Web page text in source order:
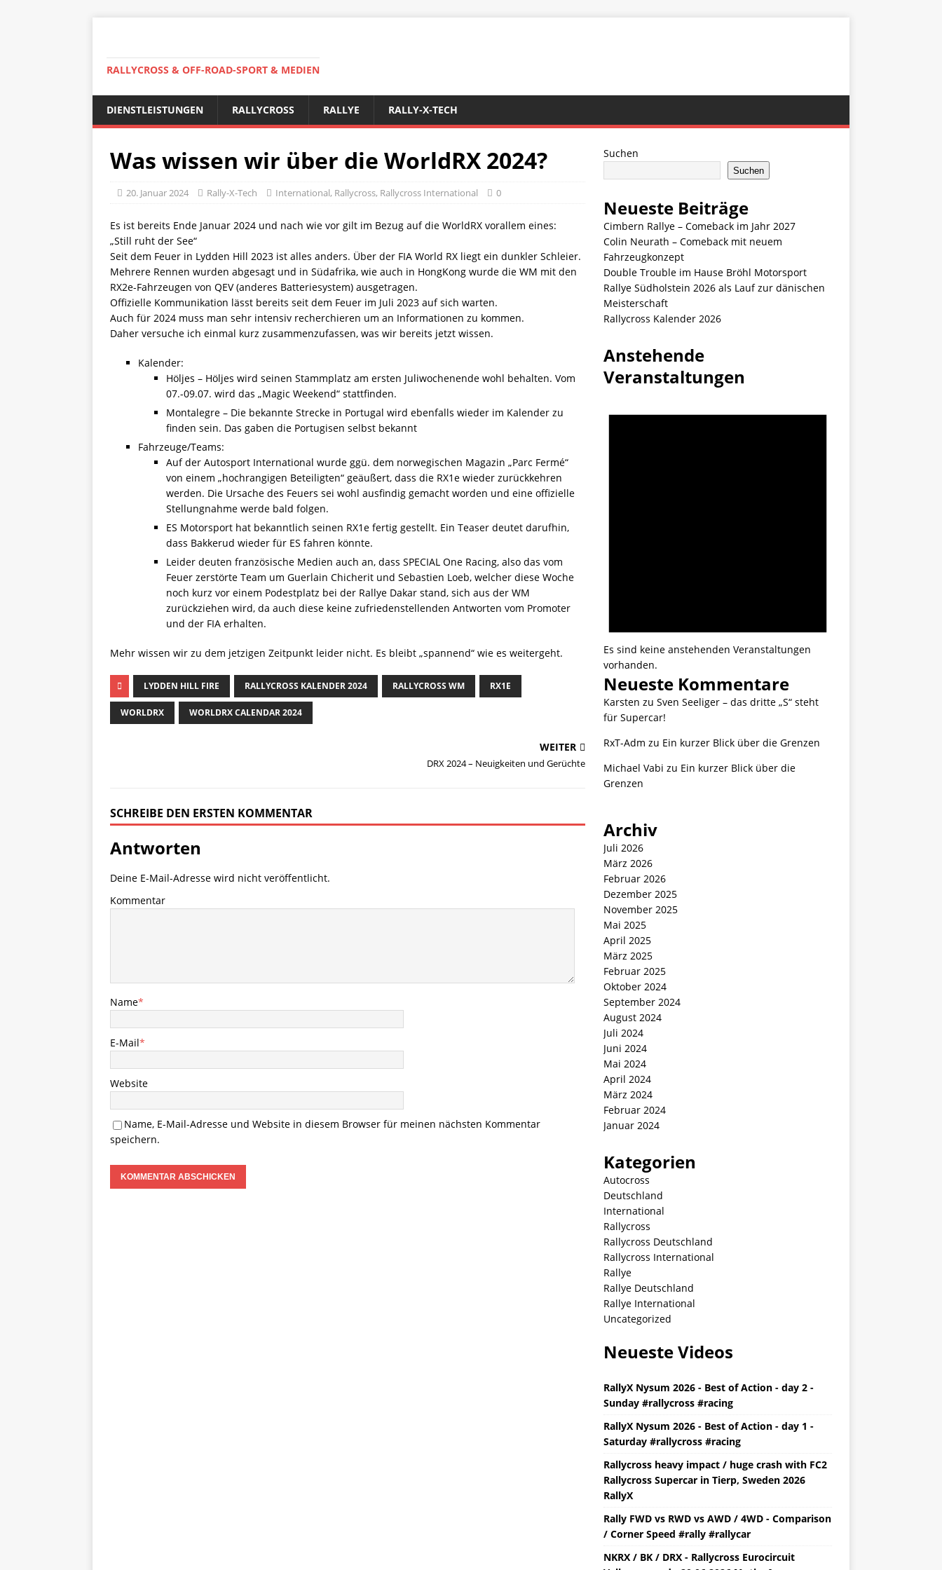
RALLYCROSS & OFF-ROAD-SPORT & MEDIEN
DIENSTLEISTUNGEN RALLYCROSS RALLYE RALLY-X-TECH
Was wissen wir über die WorldRX 2024?
20. Januar 2024 Rally-X-Tech International, Rallycross, Rallycross International 0
Es ist bereits Ende Januar 2024 und nach wie vor gilt im Bezug auf die WorldRX vorallem eines:
„Still ruht der See“
Seit dem Feuer in Lydden Hill 2023 ist alles anders. Über der FIA World RX liegt ein dunkler Schleier.
Mehrere Rennen wurden abgesagt und in Südafrika, wie auch in HongKong wurde die WM mit den
RX2e-Fahrzeugen von QEV (anderes Batteriesystem) ausgetragen.
Offizielle Kommunikation lässt bereits seit dem Feuer im Juli 2023 auf sich warten.
Auch für 2024 muss man sehr intensiv recherchieren um an Informationen zu kommen.
Daher versuche ich einmal kurz zusammenzufassen, was wir bereits jetzt wissen.
Kalender:
Höljes – Höljes wird seinen Stammplatz am ersten Juliwochenende wohl behalten. Vom
07.-09.07. wird das „Magic Weekend“ stattfinden.
Montalegre – Die bekannte Strecke in Portugal wird ebenfalls wieder im Kalender zu
finden sein. Das gaben die Portugisen selbst bekannt
Fahrzeuge/Teams:
Auf der Autosport International wurde ggü. dem norwegischen Magazin „Parc Fermé“
von einem „hochrangigen Beteiligten“ geäußert, dass die RX1e wieder zurückkehren
werden. Die Ursache des Feuers sei wohl ausfindig gemacht worden und eine offizielle
Stellungnahme werde bald folgen.
ES Motorsport hat bekanntlich seinen RX1e fertig gestellt. Ein Teaser deutet darufhin,
dass Bakkerud wieder für ES fahren könnte.
Leider deuten französische Medien auch an, dass SPECIAL One Racing, also das vom
Feuer zerstörte Team um Guerlain Chicherit und Sebastien Loeb, welcher diese Woche
noch kurz vor einem Podestplatz bei der Rallye Dakar stand, sich aus der WM
zurückziehen wird, da auch diese keine zufriedenstellenden Antworten vom Promoter
und der FIA erhalten.
Mehr wissen wir zu dem jetzigen Zeitpunkt leider nicht. Es bleibt „spannend“ wie es weitergeht.
LYDDEN HILL FIRE RALLYCROSS KALENDER 2024 RALLYCROSS WM RX1E
WORLDRX WORLDRX CALENDAR 2024
WEITER
DRX 2024 – Neuigkeiten und Gerüchte
SCHREIBE DEN ERSTEN KOMMENTAR
Antworten
Deine E-Mail-Adresse wird nicht veröffentlicht.
Kommentar
Name*
E-Mail*
Website
Name, E-Mail-Adresse und Website in diesem Browser für meinen nächsten Kommentar
speichern.
Suchen
Suchen
Neueste Beiträge
Cimbern Rallye – Comeback im Jahr 2027
Colin Neurath – Comeback mit neuem
Fahrzeugkonzept
Double Trouble im Hause Bröhl Motorsport
Rallye Südholstein 2026 als Lauf zur dänischen
Meisterschaft
Rallycross Kalender 2026
Anstehende
Veranstaltungen
Es sind keine anstehenden Veranstaltungen
vorhanden.
Neueste Kommentare
Karsten zu Sven Seeliger – das dritte „S“ steht
für Supercar!
RxT-Adm zu Ein kurzer Blick über die Grenzen
Michael Vabi zu Ein kurzer Blick über die
Grenzen
Archiv
Juli 2026
März 2026
Februar 2026
Dezember 2025
November 2025
Mai 2025
April 2025
März 2025
Februar 2025
Oktober 2024
September 2024
August 2024
Juli 2024
Juni 2024
Mai 2024
April 2024
März 2024
Februar 2024
Januar 2024
Kategorien
Autocross
Deutschland
International
Rallycross
Rallycross Deutschland
Rallycross International
Rallye
Rallye Deutschland
Rallye International
Uncategorized
Neueste Videos
RallyX Nysum 2026 - Best of Action - day 2 -
Sunday #rallycross #racing
RallyX Nysum 2026 - Best of Action - day 1 -
Saturday #rallycross #racing
Rallycross heavy impact / huge crash with FC2
Rallycross Supercar in Tierp, Sweden 2026
RallyX
Rally FWD vs RWD vs AWD / 4WD - Comparison
/ Corner Speed #rally #rallycar
NKRX / BK / DRX - Rallycross Eurocircuit